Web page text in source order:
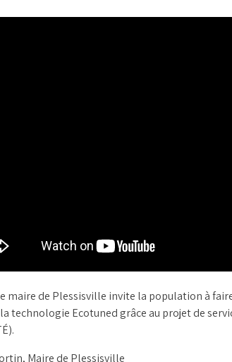
maire de Plessisville invite la population à
technologie Ecotuned grâce au projet de
Maire de Plessisville